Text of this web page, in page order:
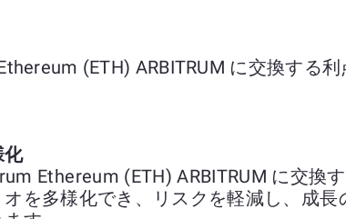
(ETH) ARBITRUM に交換する利
化
Ethereum (ETH) ARBITRUM に交換
を多様化でき、リスクを軽減し、成長